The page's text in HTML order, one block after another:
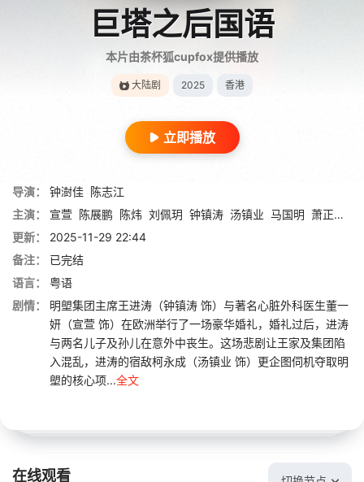
巨塔之后国语
本片由茶杯狐cupfox提供播放
大陆剧 2025 香港
立即播放
导演： 钟澍佳 陈志江
主演：
宣萱 陈展鹏 陈炜 刘佩玥 钟镇涛 汤镇业 马国明 萧正楠
更新：
2025-11-29 22:44
备注：
已完结
语言：
粤语
剧情：
明塱集团主席王进涛（钟镇涛 饰）与著名心脏外科医生董一
妍（宣萱 饰）在欧洲举行了一场豪华婚礼，婚礼过后，进涛
与两名儿子及孙儿在意外中丧生。这场悲剧让王家及集团陷
入混乱，进涛的宿敌柯永成（汤镇业 饰）更企图伺机夺取明
塱的核心项...全文
在线观看